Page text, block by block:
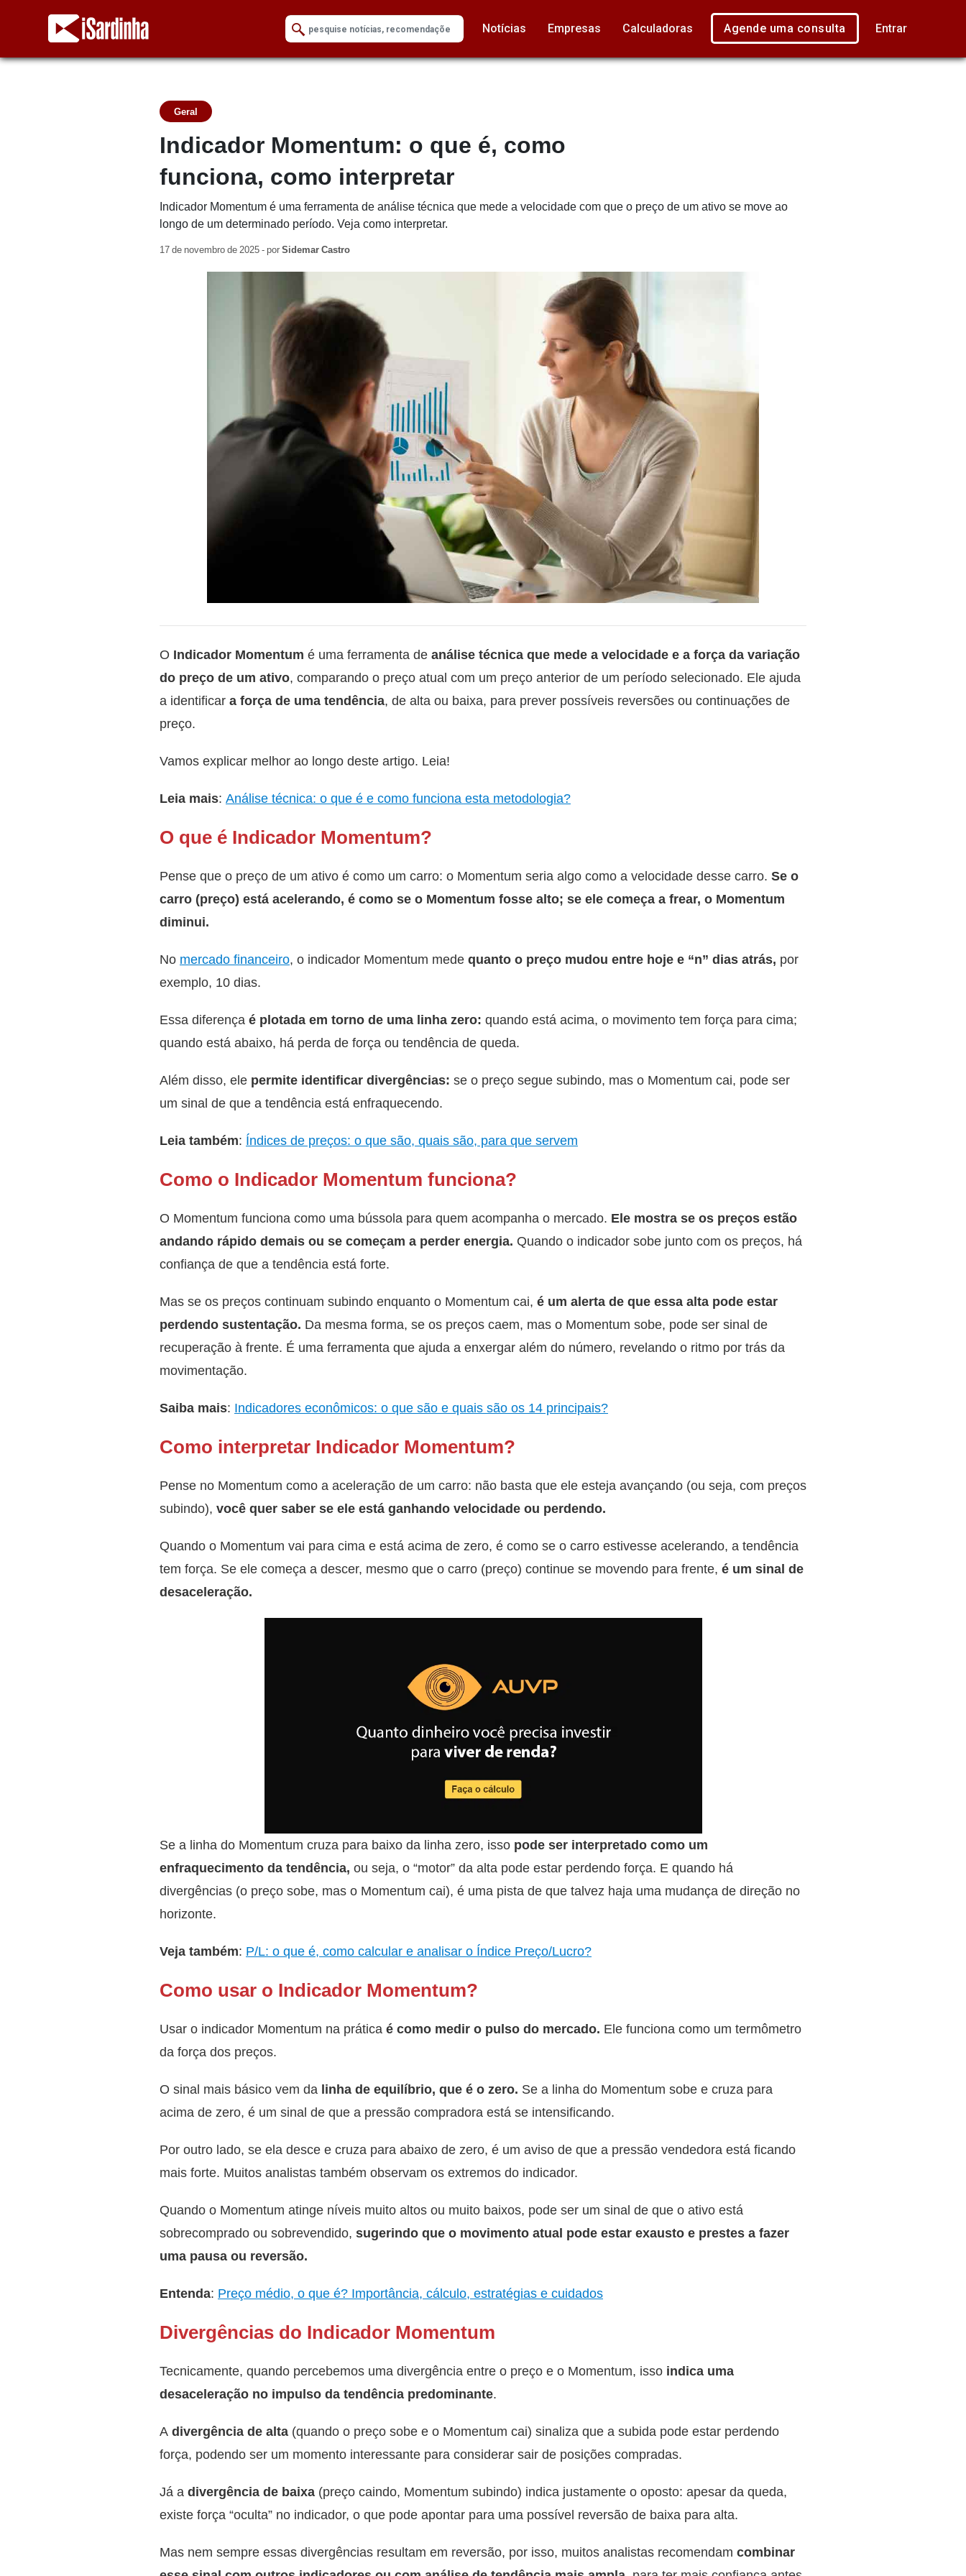
Notícias Empresas Calculadoras Agende uma consulta Entrar
Geral
Indicador Momentum: o que é, como
funciona, como interpretar
Indicador Momentum é uma ferramenta de análise técnica que mede a velocidade com que o preço de um ativo se move ao
longo de um determinado período. Veja como interpretar.
17 de novembro de 2025 - porSidemar Castro
O Indicador Momentum é uma ferramenta de análise técnica que mede a velocidade e a força da variação
do preço de um ativo, comparando o preço atual com um preço anterior de um período selecionado. Ele ajuda
a identificar a força de uma tendência, de alta ou baixa, para prever possíveis reversões ou continuações de
preço.
Vamos explicar melhor ao longo deste artigo. Leia!
Leia mais: Análise técnica: o que é e como funciona esta metodologia?
O que é Indicador Momentum?
Pense que o preço de um ativo é como um carro: o Momentum seria algo como a velocidade desse carro. Se o
carro (preço) está acelerando, é como se o Momentum fosse alto; se ele começa a frear, o Momentum
diminui.
No mercado financeiro, o indicador Momentum mede quanto o preço mudou entre hoje e “n” dias atrás, por
exemplo, 10 dias.
Essa diferença é plotada em torno de uma linha zero: quando está acima, o movimento tem força para cima;
quando está abaixo, há perda de força ou tendência de queda.
Além disso, ele permite identificar divergências: se o preço segue subindo, mas o Momentum cai, pode ser
um sinal de que a tendência está enfraquecendo.
Leia também: Índices de preços: o que são, quais são, para que servem
Como o Indicador Momentum funciona?
O Momentum funciona como uma bússola para quem acompanha o mercado. Ele mostra se os preços estão
andando rápido demais ou se começam a perder energia. Quando o indicador sobe junto com os preços, há
confiança de que a tendência está forte.
Mas se os preços continuam subindo enquanto o Momentum cai, é um alerta de que essa alta pode estar
perdendo sustentação. Da mesma forma, se os preços caem, mas o Momentum sobe, pode ser sinal de
recuperação à frente. É uma ferramenta que ajuda a enxergar além do número, revelando o ritmo por trás da
movimentação.
Saiba mais: Indicadores econômicos: o que são e quais são os 14 principais?
Como interpretar Indicador Momentum?
Pense no Momentum como a aceleração de um carro: não basta que ele esteja avançando (ou seja, com preços
subindo), você quer saber se ele está ganhando velocidade ou perdendo.
Quando o Momentum vai para cima e está acima de zero, é como se o carro estivesse acelerando, a tendência
tem força. Se ele começa a descer, mesmo que o carro (preço) continue se movendo para frente, é um sinal de
desaceleração.
Se a linha do Momentum cruza para baixo da linha zero, isso pode ser interpretado como um
enfraquecimento da tendência, ou seja, o “motor” da alta pode estar perdendo força. E quando há
divergências (o preço sobe, mas o Momentum cai), é uma pista de que talvez haja uma mudança de direção no
horizonte.
Veja também: P/L: o que é, como calcular e analisar o Índice Preço/Lucro?
Como usar o Indicador Momentum?
Usar o indicador Momentum na prática é como medir o pulso do mercado. Ele funciona como um termômetro
da força dos preços.
O sinal mais básico vem da linha de equilíbrio, que é o zero. Se a linha do Momentum sobe e cruza para
acima de zero, é um sinal de que a pressão compradora está se intensificando.
Por outro lado, se ela desce e cruza para abaixo de zero, é um aviso de que a pressão vendedora está ficando
mais forte. Muitos analistas também observam os extremos do indicador.
Quando o Momentum atinge níveis muito altos ou muito baixos, pode ser um sinal de que o ativo está
sobrecomprado ou sobrevendido, sugerindo que o movimento atual pode estar exausto e prestes a fazer
uma pausa ou reversão.
Entenda: Preço médio, o que é? Importância, cálculo, estratégias e cuidados
Divergências do Indicador Momentum
Tecnicamente, quando percebemos uma divergência entre o preço e o Momentum, isso indica uma
desaceleração no impulso da tendência predominante.
A divergência de alta (quando o preço sobe e o Momentum cai) sinaliza que a subida pode estar perdendo
força, podendo ser um momento interessante para considerar sair de posições compradas.
Já a divergência de baixa (preço caindo, Momentum subindo) indica justamente o oposto: apesar da queda,
existe força “oculta” no indicador, o que pode apontar para uma possível reversão de baixa para alta.
Mas nem sempre essas divergências resultam em reversão, por isso, muitos analistas recomendam combinar